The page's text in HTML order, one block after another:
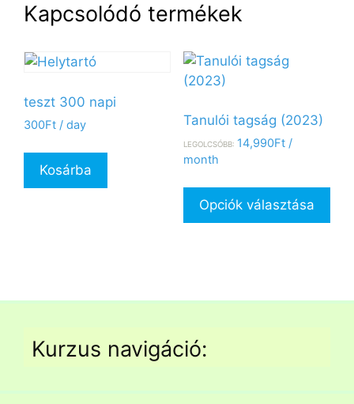
Kapcsolódó termékek
teszt 300 napi
300Ft / day
Kosárba
Tanulói tagság (2023)
LEGOLCSÓBB: 14,990Ft /
month
Opciók választása
A
Kurzus navigáció: